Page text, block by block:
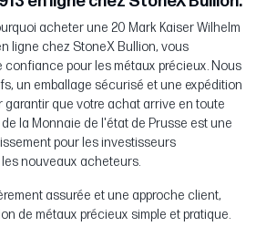
acheter une 20 Mark Kaiser Wilhelm
en ligne chez StoneX Bullion, vous
pour les métaux précieux. Nous
un emballage sécurisé et une expédition
garantir que votre achat arrive en toute
la Monnaie de l'état de Prusse est une
pour les investisseurs
nouveaux acheteurs.
assurée et une approche client,
de métaux précieux simple et pratique.